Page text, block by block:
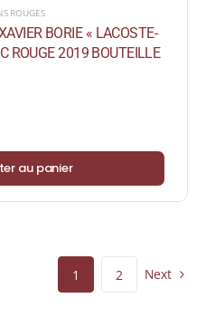
ROUGES
BORIE « LACOSTE-
ROUGE 2019 BOUTEILLE
au panier
1 2 Next